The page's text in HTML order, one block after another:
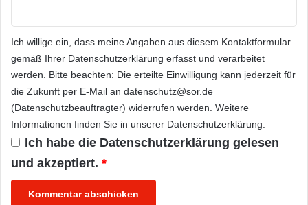
Ich willige ein, dass meine Angaben aus diesem Kontaktformular
gemäß Ihrer Datenschutzerklärung erfasst und verarbeitet
werden. Bitte beachten: Die erteilte Einwilligung kann jederzeit für
die Zukunft per E-Mail an datenschutz@sor.de
(Datenschutzbeauftragter) widerrufen werden. Weitere
Informationen finden Sie in unserer Datenschutzerklärung
Ich habe die Datenschutzerklärung gelesen
und akzeptiert. *